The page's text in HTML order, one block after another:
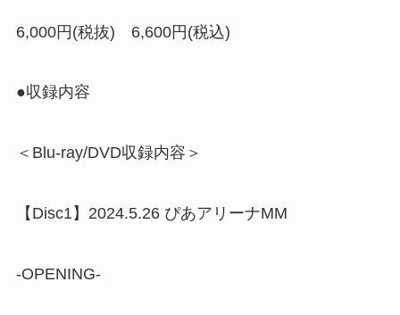
6,000円(税抜) 6,600円(税込)
●収録内容
＜Blu-ray/DVD収録内容＞
【Disc1】2024.5.26 ぴあアリーナMM
-OPENING-